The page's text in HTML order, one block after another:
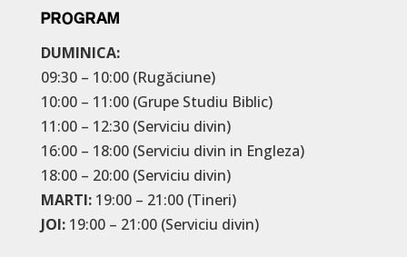
PROGRAM
DUMINICA:
09:30 – 10:00 (Rugăciune)
10:00 – 11:00 (Grupe Studiu Biblic)
11:00 – 12:30 (Serviciu divin)
16:00 – 18:00 (Serviciu divin in Engleza)
18:00 – 20:00 (Serviciu divin)
MARTI: 19:00 – 21:00 (Tineri)
JOI: 19:00 – 21:00 (Serviciu divin)